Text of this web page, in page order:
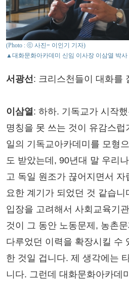
(Photo : ⓒ 사진= 이인기 기자)
▲대화문화아카데미 신임 이사장 이삼열 박사
서광선: 크리스천들이 대화를
이삼열: 하하. 기독교가 시작
명칭을 못 쓰는 것이 유감스
일의 기독교아카데미를 모형
도 받았는데, 90년대 말 우리
고 독일 원조가 끊어지면서
요한 계기가 되었던 것 같습니
입장을 고려해서 사회교육기
것이 그 동안 노동문제, 농촌
다루었던 이력을 확장시킬 수
한 것일 겁니다. 제 생각에는
니다. 그런데 대화문화아카데